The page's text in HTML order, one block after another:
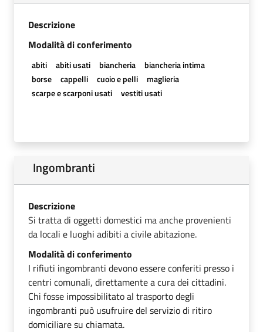
Descrizione
Modalità di conferimento
abiti abiti usati biancheria
biancheria intima
borse
cappelli cuoio e pelli
maglieria
scarpe e scarponi usati
vestiti usati
Ingombranti
Descrizione
Si tratta di oggetti domestici ma anche provenienti
da locali e luoghi adibiti a civile abitazione.
Modalità di conferimento
I rifiuti ingombranti devono essere conferiti presso i
centri comunali, direttamente a cura dei cittadini.
Chi fosse impossibilitato al trasporto degli
ingombranti può usufruire del servizio di ritiro
domiciliare su chiamata.